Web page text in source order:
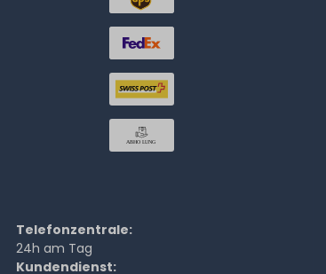
Telefonzentrale:
24h am Tag
Kundendienst: